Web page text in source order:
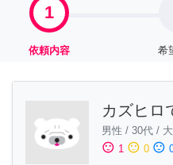
1
依頼内容 希
カズヒロ
男性 / 30代 /
sentiment_satisfied 1 sentiment_neutral 0 sentiment_dissatisfied